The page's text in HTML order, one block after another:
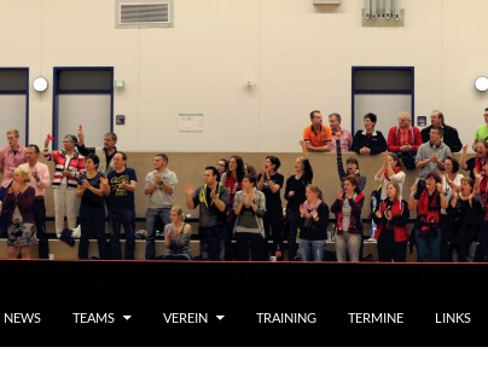
NEWS TEAMS VEREIN TRAINING TERMINE LINKS